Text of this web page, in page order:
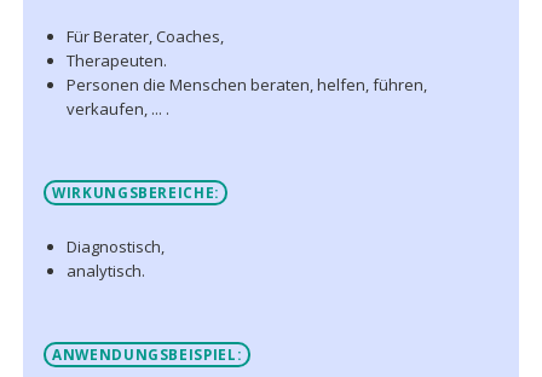
Für Berater, Coaches,
Therapeuten.
Personen die Menschen beraten, helfen, führen,
verkaufen, ... .
WIRKUNGSBEREICHE:
Diagnostisch,
analytisch.
ANWENDUNGSBEISPIEL: